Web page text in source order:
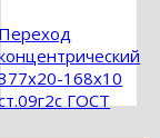
Переход
168х10
ГОСТ